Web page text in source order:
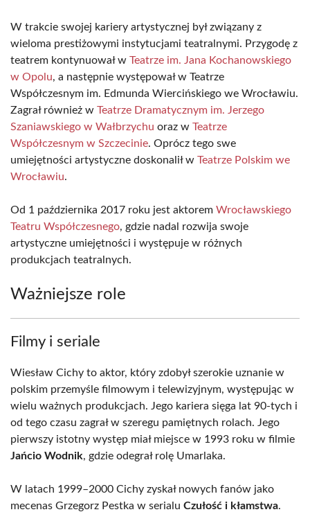
W trakcie swojej kariery artystycznej był związany z
wieloma prestiżowymi instytucjami teatralnymi. Przygodę z
teatrem kontynuował w Teatrze im. Jana Kochanowskiego
w Opolu, a następnie występował w Teatrze
Współczesnym im. Edmunda Wiercińskiego we Wrocławiu.
Zagrał również w Teatrze Dramatycznym im. Jerzego
Szaniawskiego w Wałbrzychu oraz w Teatrze
Współczesnym w Szczecinie. Oprócz tego swe
umiejętności artystyczne doskonalił w Teatrze Polskim we
Wrocławiu.
Od 1 października 2017 roku jest aktorem Wrocławskiego
Teatru Współczesnego, gdzie nadal rozwija swoje
artystyczne umiejętności i występuje w różnych
produkcjach teatralnych.
Ważniejsze role
Filmy i seriale
Wiesław Cichy to aktor, który zdobył szerokie uznanie w
polskim przemyśle filmowym i telewizyjnym, występując w
wielu ważnych produkcjach. Jego kariera sięga lat 90-tych i
od tego czasu zagrał w szeregu pamiętnych rolach. Jego
pierwszy istotny występ miał miejsce w 1993 roku w filmie
Jańcio Wodnik, gdzie odegrał rolę Umarlaka.
W latach 1999–2000 Cichy zyskał nowych fanów jako
mecenas Grzegorz Pestka w serialu Czułość i kłamstwa.